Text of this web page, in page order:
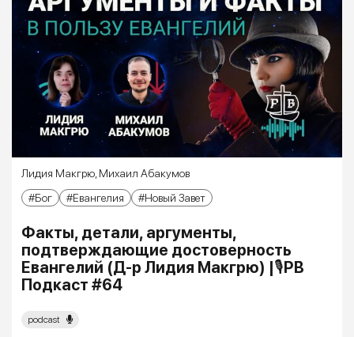
Лидия Макгрю,Михаил Абакумов
Бог
Евангелия Новый Завет
Факты, детали, аргументы,
подтверждающие достоверность
Евангелий (Д-р Лидия Макгрю) |🎙РВ
Подкаст #64
podcast